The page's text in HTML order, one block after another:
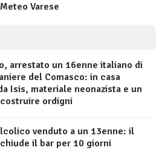
Meteo Varese
arrestato un 16enne italiano di
del Comasco: in casa
Isis, materiale neonazista e un
ordigni
venduto a un 13enne: il
il bar per 10 giorni